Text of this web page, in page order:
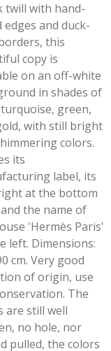
twill with hand-
edges and duck-
this
copy is
on an off-white
in shades of
green,
with still bright
colors.
its
label, its
at the bottom
the name of
'Hermès Paris'
left. Dimensions:
cm. Very good
of origin, use
The
are still well
no hole, nor
pulled, the colors